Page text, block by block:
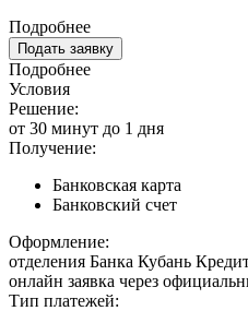
Подробнее
Подать заявку
Подробнее
Условия
Решение:
от 30 минут до 1 дня
Получение:
Банковская карта
Банковский счет
Оформление:
отделения Банка Кубань
онлайн заявка через
Тип платежей: